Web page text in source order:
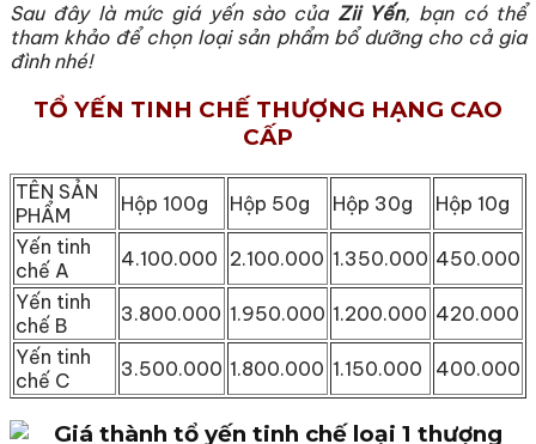
Sau đây là mức giá yến sào của Zii Yến, bạn có thể
tham khảo để chọn loại sản phẩm bổ dưỡng cho cả gia
đình nhé!
TỔ YẾN TINH CHẾ THƯỢNG HẠNG CAO
CẤP
TÊN SẢN
PHẨM
Hộp 100g Hộp 50g Hộp 30g
Hộp 10g
Yến tinh
chế A
4.100.000 2.100.000 1.350.000 450.000
Yến tinh
chế B
3.800.000 1.950.000 1.200.000 420.000
Yến tinh
chế C
3.500.000 1.800.000 1.150.000 400.000